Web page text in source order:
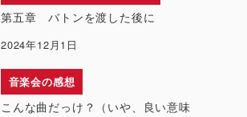
第五章 バトンを渡した後に
2024年12月1日
音楽会の感想
こんな曲だっけ？（いや、良い意味